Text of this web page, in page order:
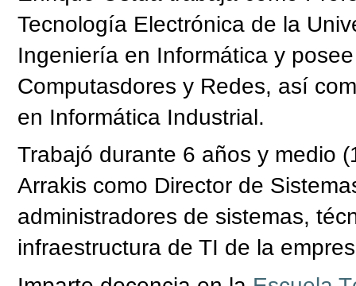
Tecnología Electrónica de la
Ingeniería en Informática y
Computasdores y Redes, así
en Informática Industrial.
Trabajó durante 6 años y medio
Arrakis como Director de
administradores de sistemas,
infraestructura de TI de la